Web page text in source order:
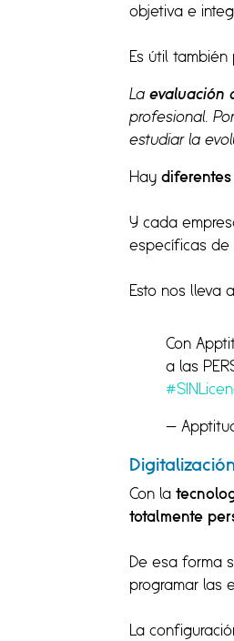
objetiva e
Es útil
La evaluación
profesional.
estudiar la
Hay
Y cada
específicas de
Esto nos lleva
Con
a las
—
Con la
totalmente
De esa forma
programar las
La